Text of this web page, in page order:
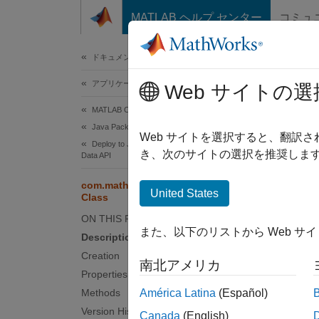
コンテンツへスキップ
MATLAB ヘルプ センター コミュ
ドキュメンテーションのホーム
アプリケーションのデプロイ
MATLAB Compiler SDK
Java Package Integration
Deploy to Java Applications Using MWArray
Data API
Class
ON THIS PAGE
Description
Creation
Properties
Methods
Version History
Web サイトの選
Web サイトを選択すると、翻訳
き、次のサイトの選択を推奨しま
United States
また、以下のリストから Web サ
南北アメリカ
América Latina (Español)
Canada (English)